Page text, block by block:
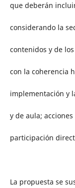
que deberán
considerando la
contenidos y de
con la coherencia
implementación y
y de aula;
participación
La propuesta se